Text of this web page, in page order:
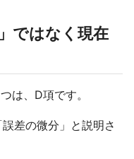
ではなく現在
は、D項です。
差の微分」と説明さ